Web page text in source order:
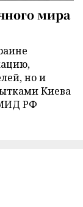
мира
но и
Киева
РФ